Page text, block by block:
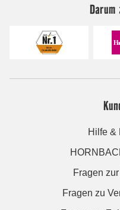
Darum
Hilfe &
Fragen
Fragen zu